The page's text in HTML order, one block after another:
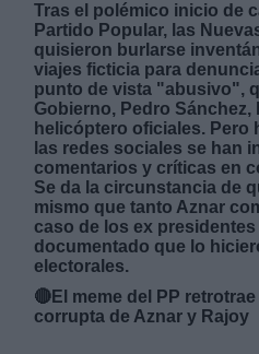
Tras el polémico inicio de
Partido Popular, las
quisieron burlarse
viajes ficticia para
punto de vista "abusivo",
Gobierno, Pedro
helicóptero oficiales. Pero
las redes sociales se han
comentarios y críticas en
Se da la circunstancia de
mismo que tanto Aznar
caso de los ex
documentado que lo
electorales.
🔴El meme del PP
corrupta de Aznar y Rajoy
Derechos:
link
Información adicional
link